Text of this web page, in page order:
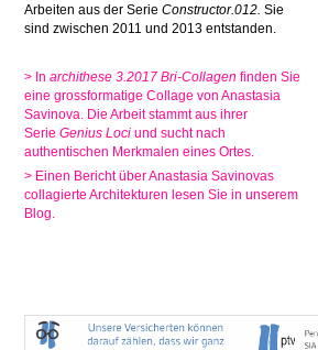
Arbeiten aus der SerieConstructor.012. Sie
sind zwischen 2011 und 2013 entstanden.
> Inarchithese 3.2017 Bri-Collagenfinden Sie
eine grossformatige Collage von Anastasia
Savinova. Die Arbeit stammt aus ihrer
SerieGenius Lociund sucht nach
authentischen Merkmalen eines Ortes.
> Einen Bericht über Anastasia Savinovas
collagierte Architekturen lesen Sie in unserem
Blog.